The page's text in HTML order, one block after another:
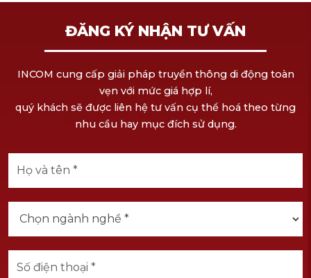
ĐĂNG KÝ NHẬN TƯ VẤN
INCOM cung cấp giải pháp truyền thông di động toàn
vẹn với mức giá hợp lí,
quý khách sẽ được liên hệ tư vấn cụ thể hoá theo từng
nhu cầu hay mục đích sử dụng.